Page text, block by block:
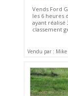
Vends Ford
les 6 heures
ayant réalisé
classement
Vendu par : Mike